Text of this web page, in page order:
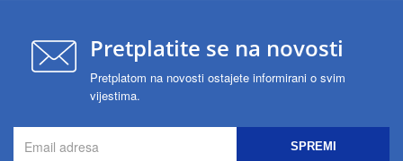
Pretplatite se na novosti
Pretplatom na novosti ostajete informirani o svim
vijestima.
SPREMI